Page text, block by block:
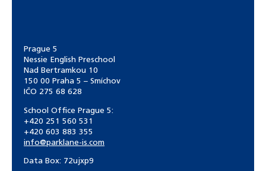
Prague 5
Nessie English Preschool
Nad Bertramkou 10
150 00 Praha 5 – Smíchov
IČO 275 68 628
School Office Prague 5:
+420 251 560 531
+420 603 883 355
info@parklane-is.com
Data Box: 72ujxp9